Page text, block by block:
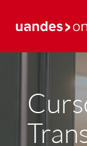
Postgrado y